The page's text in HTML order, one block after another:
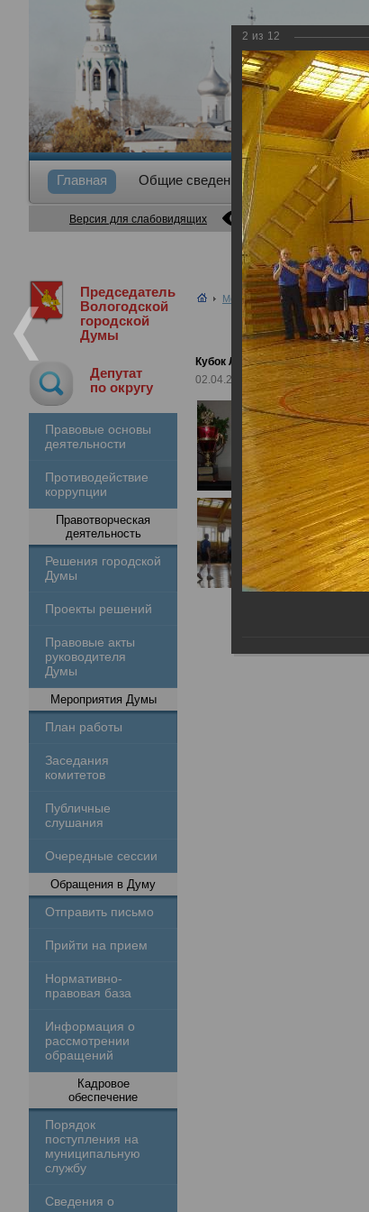
Главная Общие сведения Депутаты
Версия для слабовидящих
Председатель
Вологодской
городской
Думы
Депутат
по округу
Правовые основы
деятельности
Противодействие
коррупции
Правотворческая
деятельность
Решения городской
Думы
Проекты решений
Правовые акты
руководителя
Думы
Мероприятия Думы
План работы
Заседания
комитетов
Публичные
слушания
Очередные сессии
Обращения в Думу
Отправить письмо
Прийти на прием
Нормативно-
правовая база
Информация о
рассмотрении
обращений
Кадровое
обеспечение
Порядок
поступления на
муниципальную
службу
Сведения о
Медиа библиотека
Кубок Липин Бор
02.04.2011
2 из 12